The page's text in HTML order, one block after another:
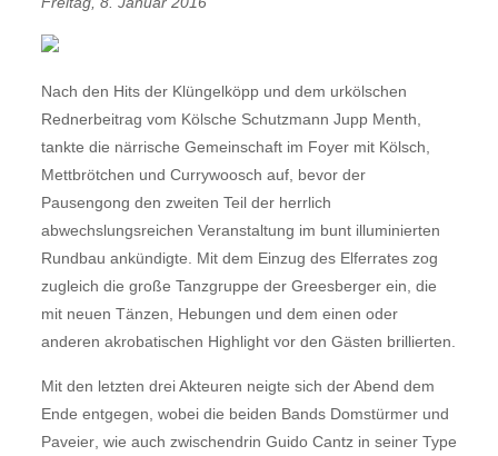
Nach den Hits der Klüngelköpp und dem urkölschen
Rednerbeitrag vom Kölsche Schutzmann Jupp Menth,
tankte die närrische Gemeinschaft im Foyer mit Kölsch,
Mettbrötchen und Currywoosch auf, bevor der
Pausengong den zweiten Teil der herrlich
abwechslungsreichen Veranstaltung im bunt illuminierten
Rundbau ankündigte. Mit dem Einzug des Elferrates zog
zugleich die große Tanzgruppe der Greesberger ein, die
mit neuen Tänzen, Hebungen und dem einen oder
anderen akrobatischen Highlight vor den Gästen brillierten.
Mit den letzten drei Akteuren neigte sich der Abend dem
Ende entgegen, wobei die beiden Bands Domstürmer und
Paveier, wie auch zwischendrin Guido Cantz in seiner Type